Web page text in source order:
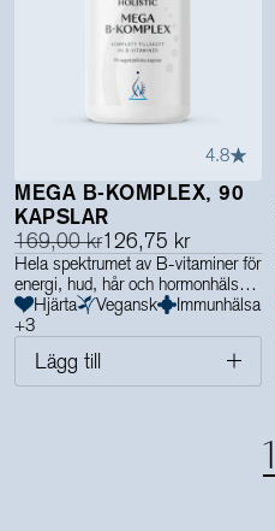
4.8
MEGA B-KOMPLEX, 90
KAPSLAR
169,00 kr126,75 kr
Hela spektrumet av B-vitaminer för
energi, hud, hår och hormonhälsan
Hjärta
Vegansk
Immunhälsa
+3
Lägg till
1